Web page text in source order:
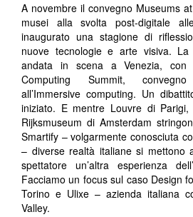
A novembre il convegno Museums
musei alla svolta post-digitale
inaugurato una stagione di
nuove tecnologie e arte visiva.
andata in scena a Venezia, con
Computing Summit,
all’Immersive computing. Un
iniziato. E mentre Louvre di
Rijksmuseum di Amsterdam
Smartify – volgarmente conosciuta
– diverse realtà italiane si mettono
spettatore un’altra esperienza
Facciamo un focus sul caso Design
Torino e Ulixe – azienda italiana
Valley.